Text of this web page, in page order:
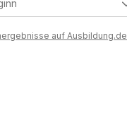
auf Ausbildung.de